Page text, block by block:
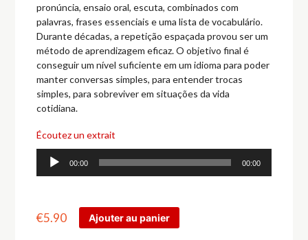
pronúncia, ensaio oral, escuta, combinados com
palavras, frases essenciais e uma lista de vocabulário.
Durante décadas, a repetição espaçada provou ser um
método de aprendizagem eficaz. O objetivo final é
conseguir um nível suficiente em um idioma para poder
manter conversas simples, para entender trocas
simples, para sobreviver em situações da vida
cotidiana.
Écoutez un extrait
Lecteur
audio
00:00 00:00
€5.90 Ajouter au panier